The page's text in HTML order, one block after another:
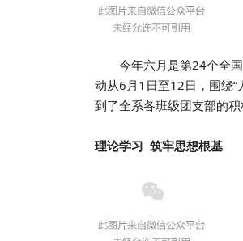
今年六月是第24个全
动从6月1日至12日，围绕
到了全系各班级团支部的积
理论学习 筑牢思想根基